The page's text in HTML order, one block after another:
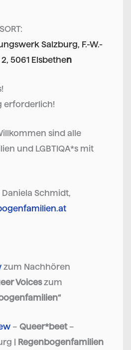
Salzburg, F.-W.-
5061 Elsbethen
erforderlich!
sind alle
und LGBTIQA*s mit
Schmidt,
zum Nachhören
Voiceszum
–Queer*beet–
| Regenbogenfamilien